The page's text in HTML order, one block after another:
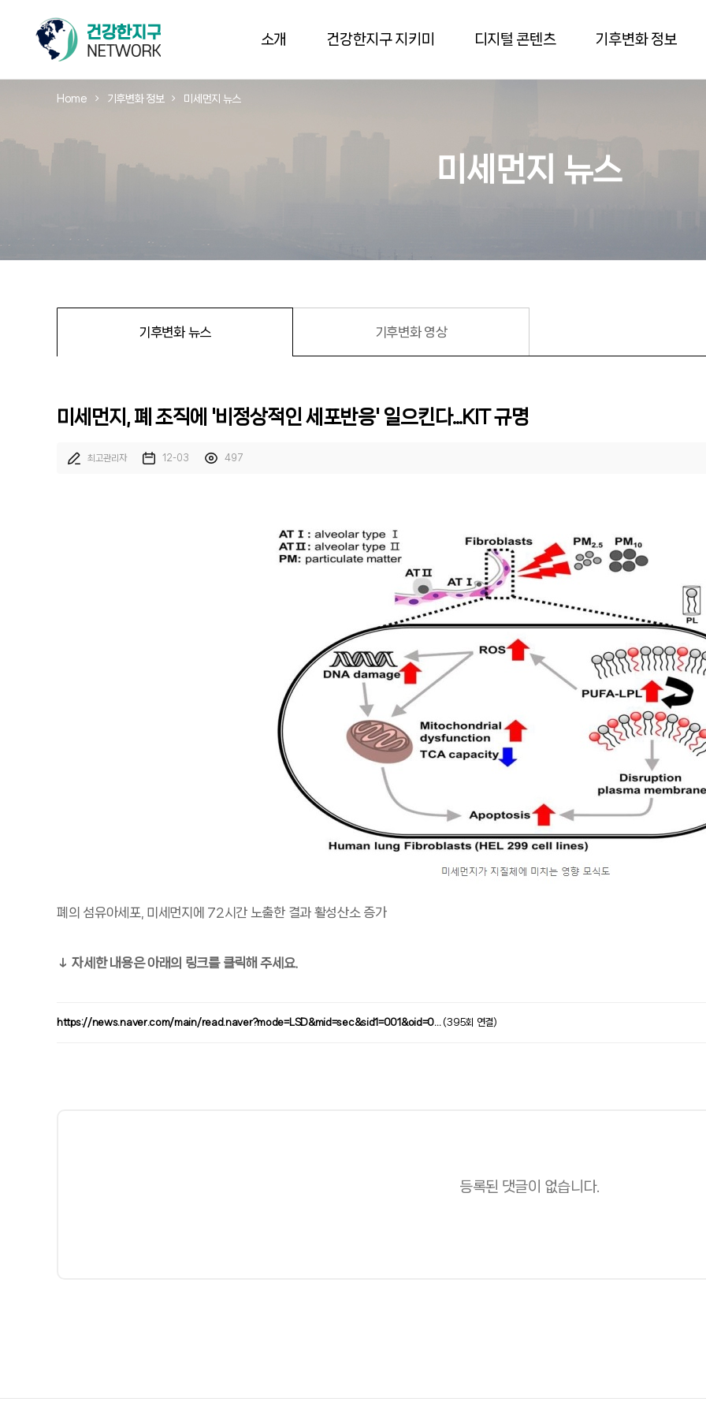
소개 건강한지구 지키미 디지털 콘텐츠 기후변화 정보
Home 기후변화 정보 미세먼지 뉴스
미세먼지 뉴스
기후변화 뉴스 기후변화 영상
미세먼지, 폐 조직에 '비정상적인 세포반응' 일으킨다...KIT 규명
최고관리자 12-03 497
폐의 섬유아세포, 미세먼지에 72시간 노출한 결과 활성산소 증가
↓ 자세한 내용은 아래의 링크를 클릭해 주세요.
https://news.naver.com/main/read.naver?mode=LSD&mid=sec&sid1=001&oid=0… (395회 연결)
등록된 댓글이 없습니다.